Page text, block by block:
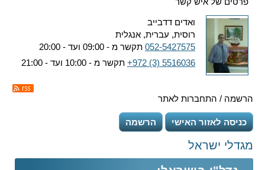
ואדים דדבייב
רוסית, עברית, אנגלית
052-5427575 תקשר מ - 09:00 ועד - 20:00
+972 (3) 5516036 תקשר מ - 10:00 ועד - 21:00
הרשמה / התחברות לאתר
כניסה לאזור האישי הרשמה
מגדלי ישראל